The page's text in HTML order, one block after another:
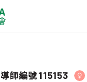
導師編號115153